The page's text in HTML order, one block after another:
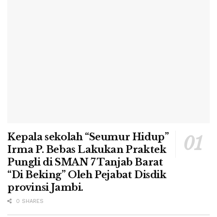
Kepala sekolah “Seumur Hidup”
Irma P. Bebas Lakukan Praktek
Pungli di SMAN 7 Tanjab Barat
“Di Beking” Oleh Pejabat Disdik
provinsi Jambi.
0 SHARES